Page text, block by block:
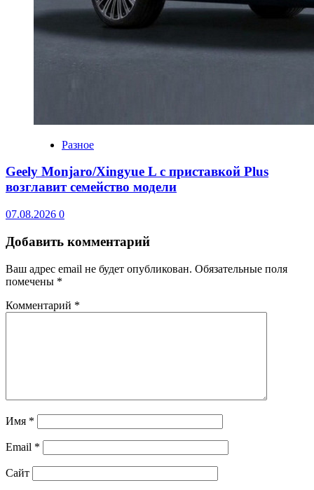
Разное
Geely Monjaro/Xingyue L с приставкой Plus
возглавит семейство модели
07.08.2026 0
Добавить комментарий
Ваш адрес email не будет опубликован. Обязательные поля
помечены *
Комментарий *
Имя *
Email *
Сайт